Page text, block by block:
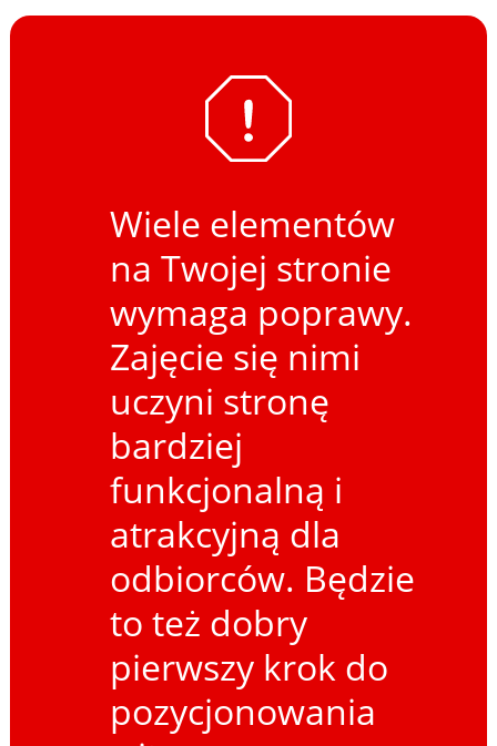
Wiele elementów
na Twojej stronie
wymaga poprawy.
Zajęcie się nimi
uczyni stronę
bardziej
funkcjonalną i
atrakcyjną dla
odbiorców. Będzie
to też dobry
pierwszy krok do
pozycjonowania